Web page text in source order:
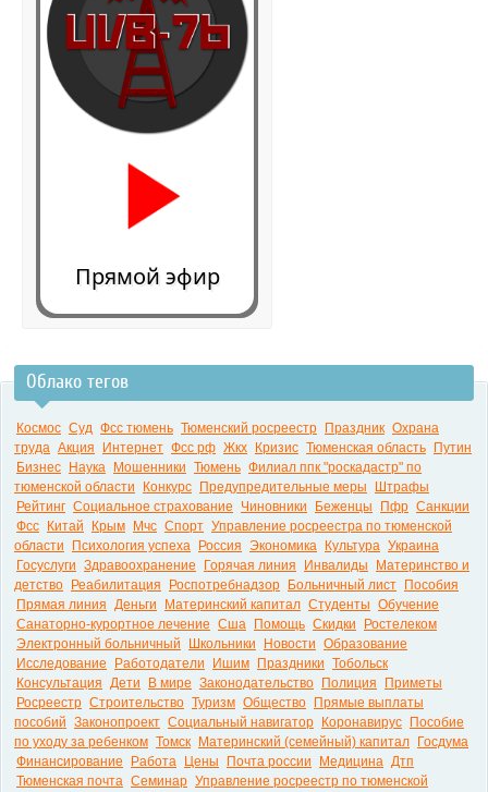
Прямой эфир
Облако тегов
Космос Суд Фсс тюмень Тюменский росреестр Праздник Охрана
труда Акция Интернет Фсс рф Жкх Кризис Тюменская область
Путин
Бизнес
Наука Мошенники Тюмень Филиал ппк "роскадастр" по
тюменской области
Конкурс Предупредительные меры
Штрафы
Рейтинг Социальное страхование Чиновники Беженцы Пфр Санкции
Фсс
Китай Крым Мчс Спорт Управление росреестра по тюменской
области
Психология успеха Россия Экономика Культура Украина
Госуслуги Здравоохранение Горячая линия Инвалиды
Материнство и
детство
Реабилитация Роспотребнадзор Больничный лист
Пособия
Прямая линия Деньги Материнский капитал Студенты Обучение
Санаторно-курортное лечение Сша Помощь Скидки
Ростелеком
Электронный больничный
Школьники Новости Образование
Исследование
Работодатели Ишим Праздники Тобольск
Консультация Дети В мире Законодательство Полиция
Приметы
Росреестр Строительство Туризм Общество
Прямые выплаты
пособий Законопроект Социальный навигатор Коронавирус
Пособие
по уходу за ребенком Томск Материнский (семейный) капитал
Госдума
Финансирование
Работа Цены Почта россии Медицина Дтп
Тюменская почта Семинар Управление росреестр по тюменской